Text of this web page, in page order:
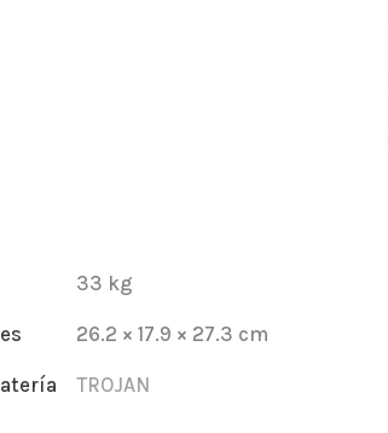
33 kg
26.2 × 17.9 × 27.3 cm
TROJAN